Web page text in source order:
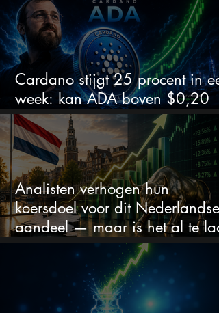
Cardano stijgt 25 procent in
week: kan ADA boven $0,20
blijven?
Analisten verhogen hun
koersdoel voor dit Nederlandse
aandeel — maar is het al te laat
om in te stappen?